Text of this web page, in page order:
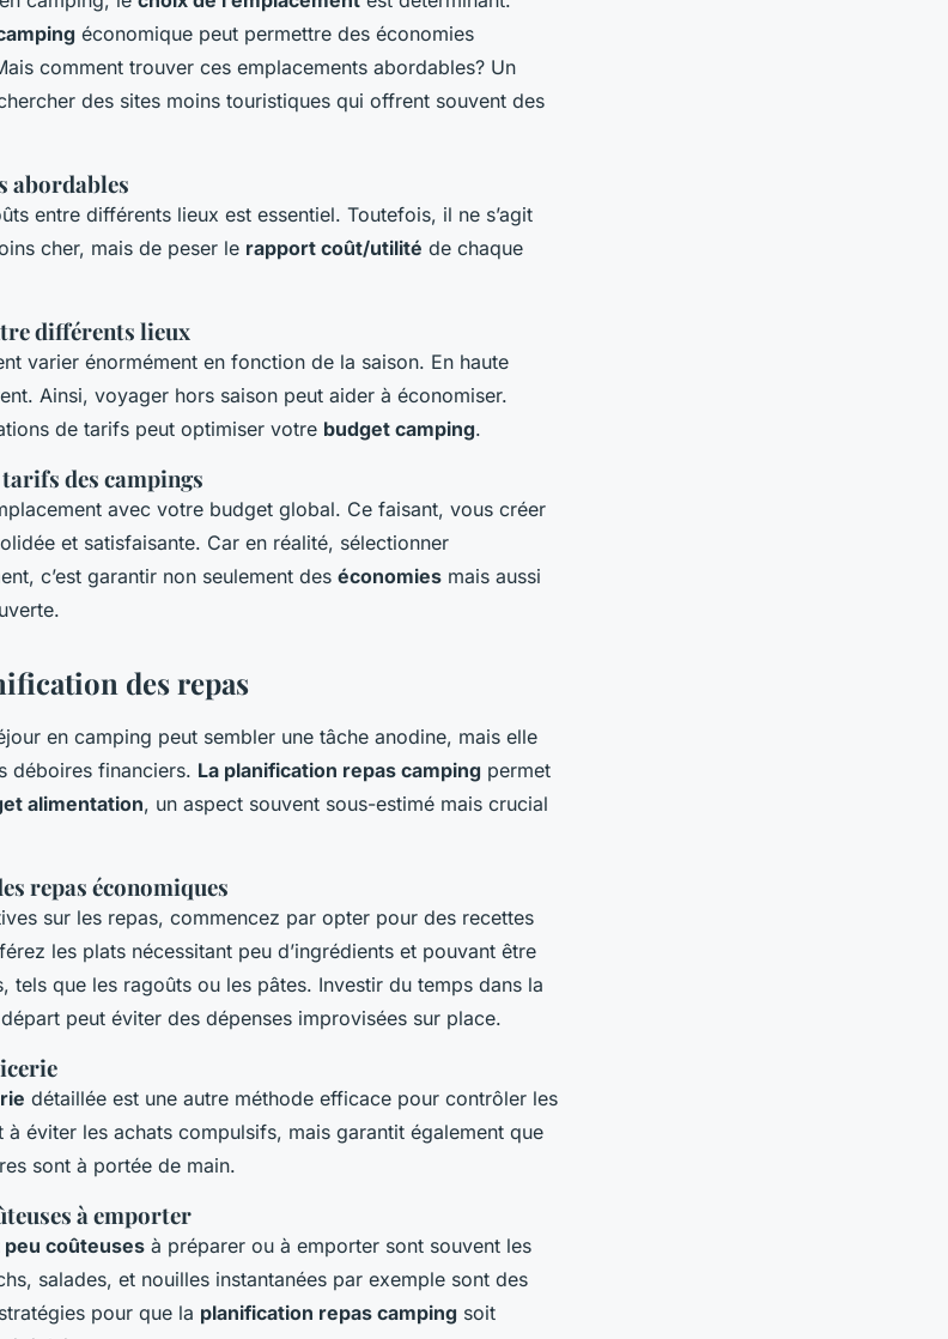
économique peut permettre des économies
comment trouver ces emplacements abordables? Un
des sites moins touristiques qui offrent souvent des
abordables
entre différents lieux est essentiel. Toutefois, il ne s’agit
cher, mais de peser le rapport coût/utilité de chaque
différents lieux
varier énormément en fonction de la saison. En haute
Ainsi, voyager hors saison peut aider à économiser.
de tarifs peut optimiser votre budget camping.
des campings
avec votre budget global. Ce faisant, vous créer
et satisfaisante. Car en réalité, sélectionner
c’est garantir non seulement des économies mais aussi
des repas
en camping peut sembler une tâche anodine, mais elle
déboires financiers. La planification repas camping permet
alimentation, un aspect souvent sous-estimé mais crucial
repas économiques
sur les repas, commencez par opter pour des recettes
les plats nécessitant peu d’ingrédients et pouvant être
tels que les ragoûts ou les pâtes. Investir du temps dans la
peut éviter des dépenses improvisées sur place.
détaillée est une autre méthode efficace pour contrôler les
à éviter les achats compulsifs, mais garantit également que
sont à portée de main.
à emporter
coûteuses à préparer ou à emporter sont souvent les
salades, et nouilles instantanées par exemple sont des
pour que la planification repas camping soit